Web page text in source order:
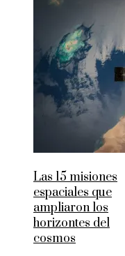
Las 15 misiones
espaciales que
ampliaron los
horizontes del
cosmos